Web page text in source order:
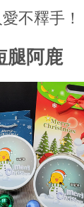
不釋手！
腿阿鹿